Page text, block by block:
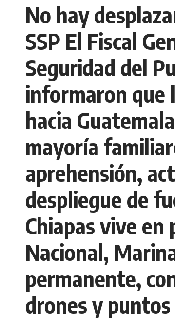
No hay
SSP El Fiscal
Seguridad del
informaron que
hacia
mayoría
aprehensión,
despliegue de
Chiapas vive en
Nacional,
permanente,
drones y